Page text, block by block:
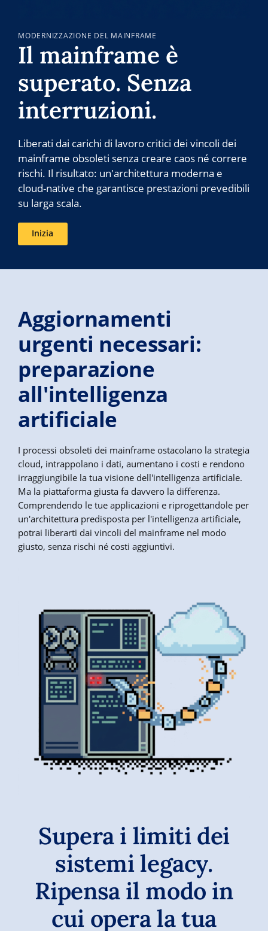
MODERNIZZAZIONE DEL MAINFRAME
Il mainframe è
superato. Senza
interruzioni.
Liberati dai carichi di lavoro critici dei vincoli dei
mainframe obsoleti senza creare caos né correre
rischi. Il risultato: un'architettura moderna e
cloud-native che garantisce prestazioni prevedibili
su larga scala.
Inizia
Aggiornamenti
urgenti necessari:
preparazione
all'intelligenza
artificiale
I processi obsoleti dei mainframe ostacolano la strategia
cloud, intrappolano i dati, aumentano i costi e rendono
irraggiungibile la tua visione dell'intelligenza artificiale.
Ma la piattaforma giusta fa davvero la differenza.
Comprendendo le tue applicazioni e riprogettandole per
un'architettura predisposta per l'intelligenza artificiale,
potrai liberarti dai vincoli del mainframe nel modo
giusto, senza rischi né costi aggiuntivi.
Supera i limiti dei
sistemi legacy.
Ripensa il modo in
cui opera la tua